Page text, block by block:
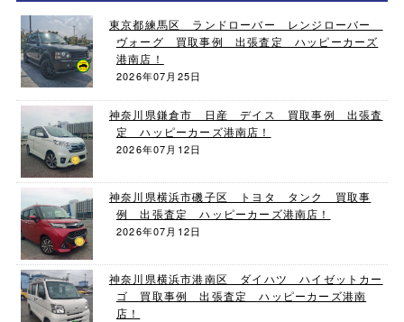
東京都練馬区 ランドローバー レンジローバー
ヴォーグ 買取事例 出張査定 ハッピーカーズ
港南店！
2026年07月25日
神奈川県鎌倉市 日産 デイス 買取事例 出張査
定 ハッピーカーズ港南店！
2026年07月12日
神奈川県横浜市磯子区 トヨタ タンク 買取事
例 出張査定 ハッピーカーズ港南店！
2026年07月12日
神奈川県横浜市港南区 ダイハツ ハイゼットカー
ゴ 買取事例 出張査定 ハッピーカーズ港南
店！